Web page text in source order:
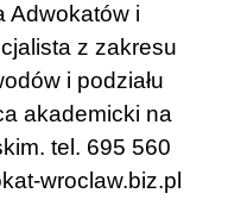
Adwokatów i
z zakresu
i podziału
akademicki na
tel. 695 560
wroclaw.biz.pl